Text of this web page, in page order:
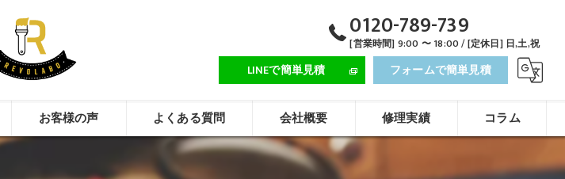
0120-789-739
[営業時間] 9:00 〜 18:00 / [定休日] 日,土,祝
LINEで簡単見積 フォームで簡単見積
お客様の声 よくある質問 会社概要 修理実績 コラム